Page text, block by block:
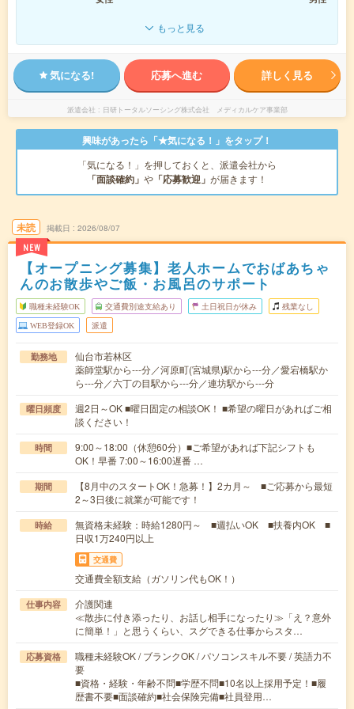
もっと見る
気になる! 応募へ進む 詳しく見る
派遣会社 日研トータルソーシング株式会社 メディカルケア事業部
興味があったら「★気になる！」をタップ！
「気になる！」を押しておくと、派遣会社から
「面談確約」 や 「応募歓迎」 が届きます！
未読
NEW
掲載日 2026/08/07
【オープニング募集】老人ホームでおばあちゃ
んのお散歩やご飯・お風呂のサポート
職種未経験OK 交通費別途支給あり 土日祝日が休み 残業なし
WEB登録OK 派遣
勤務地
仙台市若林区
薬師堂駅から---分／河原町(宮城県)駅から---分／愛宕橋駅か
ら---分／六丁の目駅から---分／連坊駅から---分
曜日頻度
週2日～OK ■曜日固定の相談OK！ ■希望の曜日があればご相
談ください！
時間
9:00～18:00（休憩60分）■ご希望があれば下記シフトも
OK！早番 7:00～16:00遅番 …
期間
【8月中のスタートOK！急募！】2カ月～ ■ご応募から最短
2～3日後に就業が可能です！
時給
無資格未経験：時給1280円～ ■週払いOK ■扶養内OK ■
日収1万240円以上
交通費
交通費全額支給（ガソリン代もOK！）
仕事内容
介護関連
≪散歩に付き添ったり、お話し相手になったり≫「え？意外
に簡単！」と思うくらい、スグできる仕事からスタ…
応募資格
職種未経験OK / ブランクOK / パソコンスキル不要 / 英語力不
要
■資格・経験・年齢不問■学歴不問■10名以上採用予定！■履
歴書不要■面談確約■社会保険完備■社員登用…